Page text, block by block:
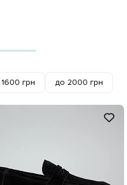
грн до 2000 грн